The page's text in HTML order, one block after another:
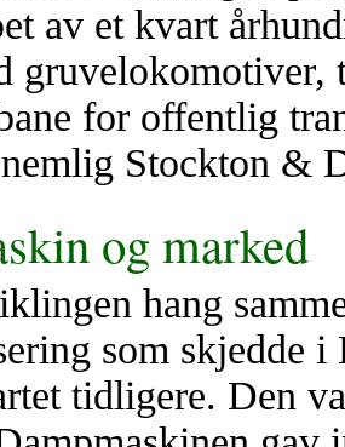
av et kvart
gruvelokomotiver,
for offentlig
Stockton &
og marked
hang
som skjedde
tidligere. Den